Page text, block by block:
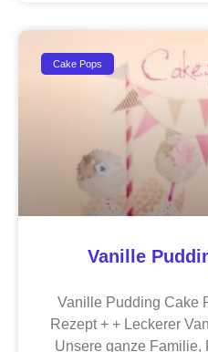
Cake Pops
Vanille
Vanille Pudding Cake
Rezept + + Leckerer
Unsere ganze Familie,